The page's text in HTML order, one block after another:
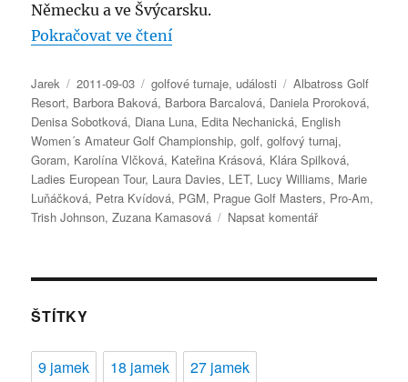
Německu a ve Švýcarsku.
Pokračovat ve čtení„Raiffeisenbank Prague Golf
Autor:
Jarek Publikováno:
2011-09-03 Rubriky:
golfové turnaje, události Štítky:
Albatross Golf
Resort, Barbora Baková, Barbora Barcalová, Daniela Proroková,
Denisa Sobotková, Diana Luna, Edita Nechanická, English
Women´s Amateur Golf Championship,golf,golfový turnaj,
Goram, Karolína Vlčková, Kateřina Krásová, Klára Spilková,
Ladies European Tour, Laura Davies, LET, Lucy Williams, Marie
Luňáčková, Petra Kvídová, PGM, Prague Golf Masters, Pro-Am,
Trish Johnson,Zuzana Kamasová Napsat komentářpro
názvem
ŠTÍTKY
9 jamek 18 jamek
27 jamek